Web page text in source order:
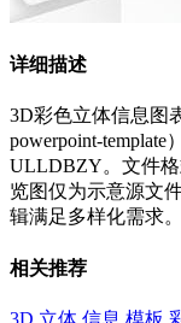
详细描述
3D彩色立体信息图
powerpoint-template
ULLDBZY。文件格
览图仅为示意源文
辑满足多样化需求。
相关推荐
3D 立体 信息 模板